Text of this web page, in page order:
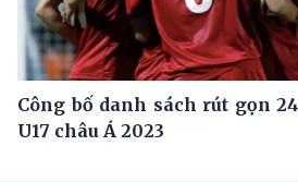
Công bố danh sách rút gọn
U17 châu Á 2023